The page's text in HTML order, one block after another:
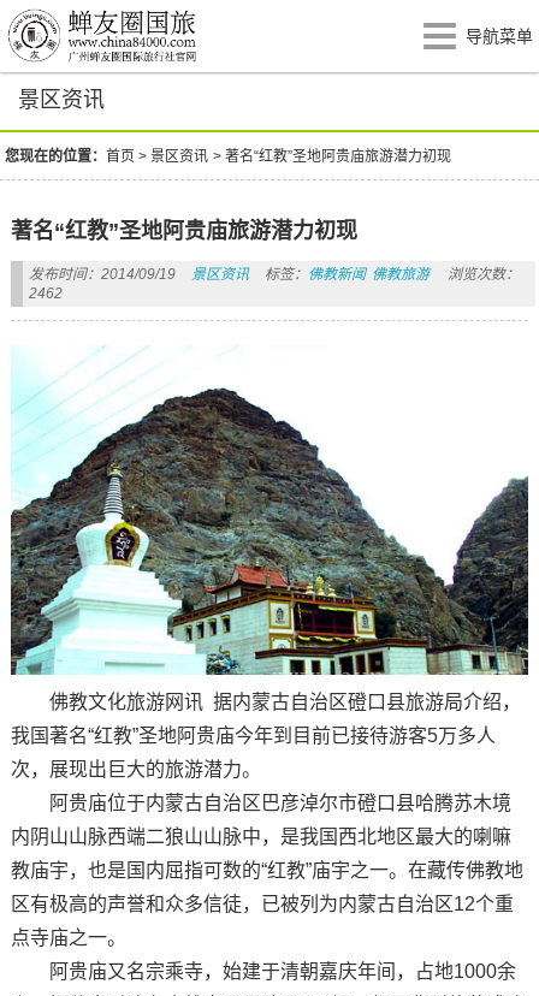
导航菜单
景区资讯
您现在的位置：首页 >景区资讯 >著名“红教”圣地阿贵庙旅游潜力初现
著名“红教”圣地阿贵庙旅游潜力初现
发布时间：2014/09/19 景区资讯 标签： 佛教新闻 佛教旅游
浏览次数：
2462
佛教文化旅游网讯 据内蒙古自治区磴口县旅游局介绍，
我国著名“红教”圣地阿贵庙今年到目前已接待游客5万多人
次，展现出巨大的旅游潜力。
阿贵庙位于内蒙古自治区巴彦淖尔市磴口县哈腾苏木境
内阴山山脉西端二狼山山脉中，是我国西北地区最大的喇嘛
教庙宇，也是国内屈指可数的“红教”庙宇之一。在藏传佛教地
区有极高的声誉和众多信徒，已被列为内蒙古自治区12个重
点寺庙之一。
阿贵庙又名宗乘寺，始建于清朝嘉庆年间，占地1000余